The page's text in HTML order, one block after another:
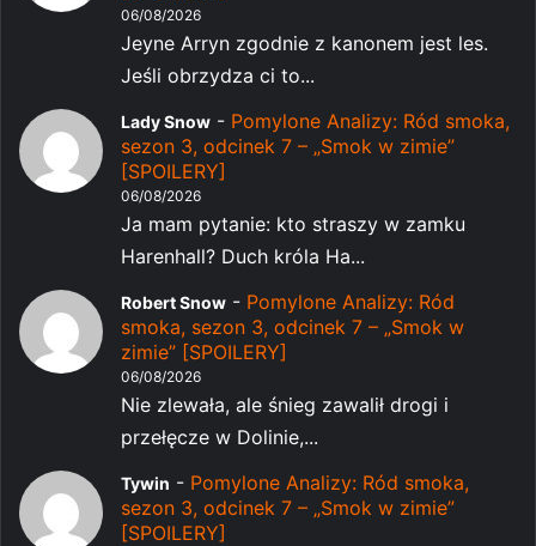
06/08/2026
Jeyne Arryn zgodnie z kanonem jest les.
Jeśli obrzydza ci to...
Lady Snow - Pomylone Analizy: Ród smoka,
sezon 3, odcinek 7 – „Smok w zimie”
[SPOILERY]
06/08/2026
Ja mam pytanie: kto straszy w zamku
Harenhall? Duch króla Ha...
Robert Snow - Pomylone Analizy: Ród
smoka, sezon 3, odcinek 7 – „Smok w
zimie” [SPOILERY]
06/08/2026
Nie zlewała, ale śnieg zawalił drogi i
przełęcze w Dolinie,...
Tywin - Pomylone Analizy: Ród smoka,
sezon 3, odcinek 7 – „Smok w zimie”
[SPOILERY]